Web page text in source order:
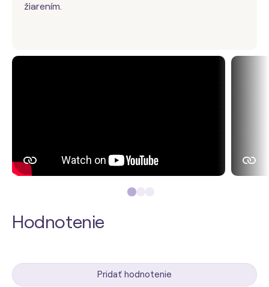
žiarením.
Hodnotenie
Pridať hodnotenie